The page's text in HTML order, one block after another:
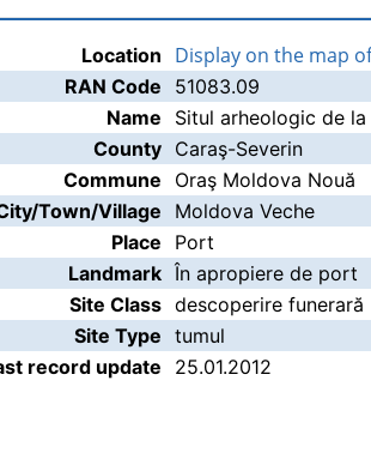
Location Display on the map
RAN Code
51083.09
Name
Situl arheologic de
County Caraş-Severin
Commune
Oraş Moldova Nouă
Town/Village
Moldova Veche
Place
Port
Landmark În apropiere de port
Site Class descoperire funerară
Site Type tumul
record update
25.01.2012